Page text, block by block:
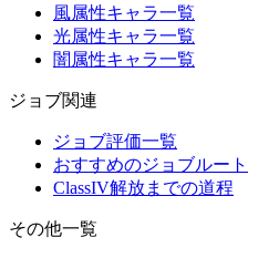
風属性キャラ一覧
光属性キャラ一覧
闇属性キャラ一覧
ジョブ関連
ジョブ評価一覧
おすすめのジョブルート
ClassIV解放までの道程
その他一覧